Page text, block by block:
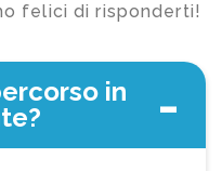
felici di risponderti!
in